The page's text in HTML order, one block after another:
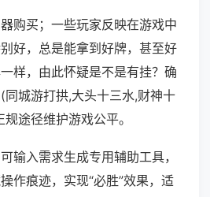
购买；一些玩家反映在游戏中
好，总是能拿到好牌，甚至好
样，由此怀疑是不是有挂？确
同城游打拱,大头十三水,财神十
途径维护游戏公平。
输入需求生成专用辅助工具，
作痕迹，实现“必胜”效果，适